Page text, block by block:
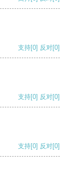
支持[0] 反对[0]
支持[0] 反对[0]
支持[0] 反对[0]